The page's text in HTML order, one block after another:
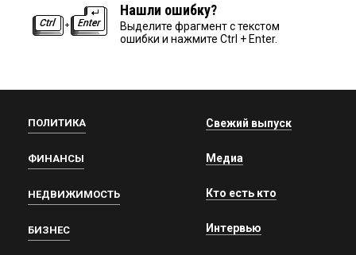
Нашли ошибку?
Выделите фрагмент с текстом
ошибки и нажмите Ctrl + Enter.
ПОЛИТИКА
ФИНАНСЫ
НЕДВИЖИМОСТЬ
БИЗНЕС
Свежий выпуск
Медиа
Кто есть кто
Интервью